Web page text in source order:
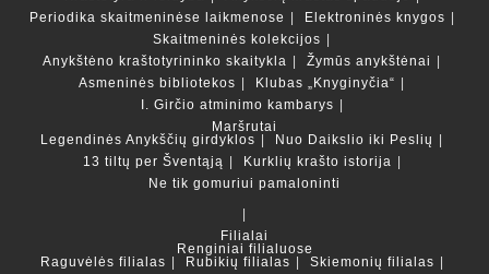
Periodika skaitmeninėse laikmenose
Elektroninės knygos
Skaitmeninės kolekcijos
Anykštėno kraštotyrininko skaitykla
Žymūs anykštėnai
Asmeninės bibliotekos
Klubas „Knyginyčia“
I. Girčio atminimo kambarys
Maršrutai
Legendinės Anykščių girdyklos
Nuo Daikslio iki Peslių
13 tiltų per Šventąją
Kurklių krašto istorija
Ne tik gomuriui pamaloninti
Filialai
Renginiai filialuose
Raguvėlės filialas
Rubikių filialas
Skiemonių filialas